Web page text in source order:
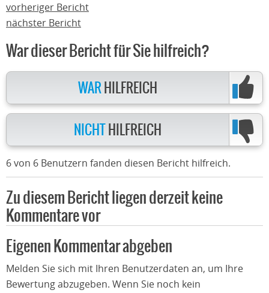
vorheriger Bericht
nächster Bericht
War dieser Bericht für Sie hilfreich?
WAR HILFREICH
NICHT HILFREICH
6 von 6 Benutzern fanden diesen Bericht hilfreich.
Zu diesem Bericht liegen derzeit keine
Kommentare vor
Eigenen Kommentar abgeben
Melden Sie sich mit Ihren Benutzerdaten an, um Ihre
Bewertung abzugeben. Wenn Sie noch kein